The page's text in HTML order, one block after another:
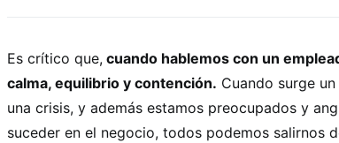
Es crítico que, cuando hablemos con un
calma, equilibrio y contención. Cuando surge
una crisis, y además estamos preocupados y
suceder en el negocio, todos podemos salirnos